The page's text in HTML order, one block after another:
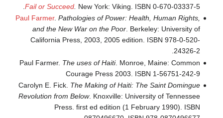
Fail or Succeed. New York: Viking. ISBN 0-670-03337-5.
Paul Farmer. Pathologies of Power: Health, Human Rights,
and the New War on the Poor. Berkeley: University of
California Press, 2003, 2005 edition. ISBN 978-0-520-
24326-2.
Paul Farmer. The uses of Haiti. Monroe, Maine: Common
Courage Press 2003. ISBN 1-56751-242-9
Carolyn E. Fick. The Making of Haiti: The Saint Domingue
Revolution from Below. Knoxville: University of Tennessee
Press. first ed edition (1 February 1990). ISBN